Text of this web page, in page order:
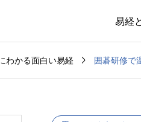
易経
わかる面白い易経  囲碁研修で